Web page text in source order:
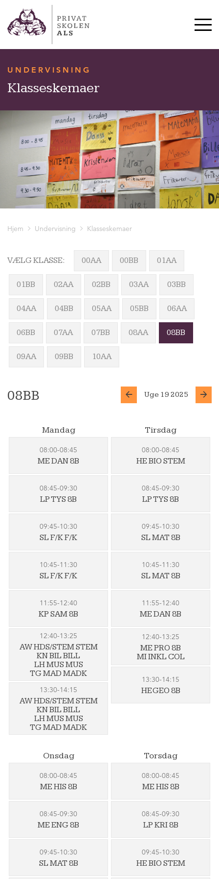
SKOLESTART OG SFO
UNDERVISNING
Klasseskemaer
Hjem Undervisning Klasseskemaer
VÆLG KLASSE: 00AA 00BB 01AA
01BB 02AA 02BB 03AA 03BB
04AA 04BB 05AA 05BB 06AA
06BB 07AA 07BB 08AA 08BB
09AA 09BB 10AA
08BB Uge 19 2025
Mandag
08:00-08:45
ME DAN 8B
08:45-09:30
LP TYS 8B
09:45-10:30
SL F/K F/K
10:45-11:30
SL F/K F/K
11:55-12:40
KP SAM 8B
12:40-13:25
AW HDS/STEM STEM
KN BIL BILL
LH MUS MUS
TG MAD MADK
13:30-14:15
AW HDS/STEM STEM
KN BIL BILL
LH MUS MUS
TG MAD MADK
Tirsdag
08:00-08:45
HE BIO STEM
08:45-09:30
LP TYS 8B
09:45-10:30
SL MAT 8B
10:45-11:30
SL MAT 8B
11:55-12:40
ME DAN 8B
12:40-13:25
ME PRO 8B
MI INKL COL
13:30-14:15
HE GEO 8B
Onsdag
08:00-08:45
ME HIS 8B
08:45-09:30
ME ENG 8B
09:45-10:30
SL MAT 8B
Torsdag
08:00-08:45
ME HIS 8B
08:45-09:30
LP KRI 8B
09:45-10:30
HE BIO STEM